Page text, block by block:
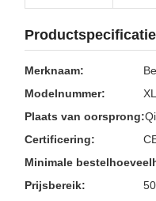
Merknaam:
Modelnummer:
Plaats van oorsprong:
Certificering:
Minimale
Prijsbereik: